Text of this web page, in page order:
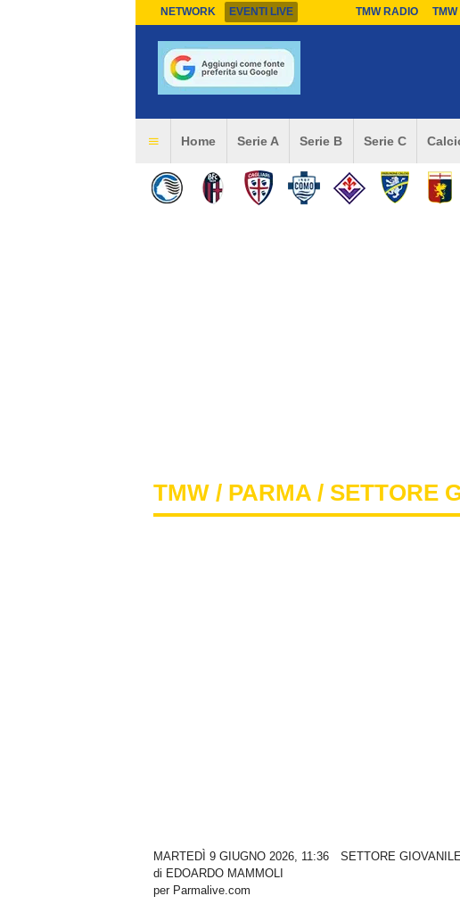
NETWORK EVENTI LIVE TMW RADIO
Home Serie A Serie B Serie C
TMW / PARMA / SETTORE
MARTEDÌ 9 GIUGNO 2026, 11:36
SETTORE GIOVANILE
di EDOARDO MAMMOLI
per Parmalive.com